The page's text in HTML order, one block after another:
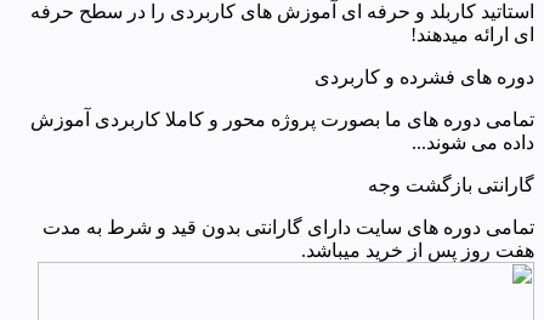
استاتید کاربلد و حرفه ای آموزش های کاربردی را در سطح حرفه
ای ارائه میدهند!
دوره های فشرده و کاربردی
تمامی دوره های ما بصورت پروژه محور و کاملا کاربردی آموزش
داده می شوند...
گارانتی بازگشت وجه
تمامی دوره های سایت دارای گارانتی بدون قید و شرط به مدت
هفت روز پس از خرید میباشد.